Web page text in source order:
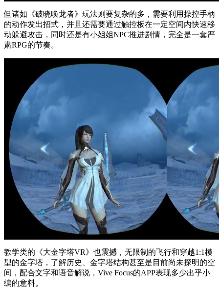
但诸如《破晓唤龙者》玩法则要复杂的多，需要利用操控手柄
的动作发出招式，并且还需要通过触控板在一定空间内快速移
动躲避攻击，同时还是有小姐姐NPC推进剧情，完全是一套严
肃RPG的节奏。
教学类的《大金字塔VR》也震撼，无限制的飞行和穿越1:1模
型的金字塔，了解历史、金字塔结构甚至是目前尚未探明的空
间，配合文字和语音解说，Vive Focus的APP表现多少出乎小
编的意料。